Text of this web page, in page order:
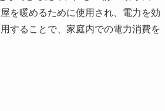
を暖めるために使用され、電力を効
することで、家庭内での電力消費を